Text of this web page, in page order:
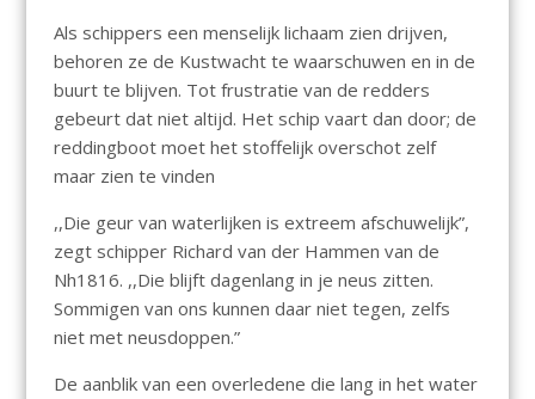
Als schippers een menselijk lichaam zien drijven,
behoren ze de Kustwacht te waarschuwen en in de
buurt te blijven. Tot frustratie van de redders
gebeurt dat niet altijd. Het schip vaart dan door; de
reddingboot moet het stoffelijk overschot zelf
maar zien te vinden
,,Die geur van waterlijken is extreem afschuwelijk”,
zegt schipper Richard van der Hammen van de
Nh1816. ,,Die blijft dagenlang in je neus zitten.
Sommigen van ons kunnen daar niet tegen, zelfs
niet met neusdoppen.”
De aanblik van een overledene die lang in het water